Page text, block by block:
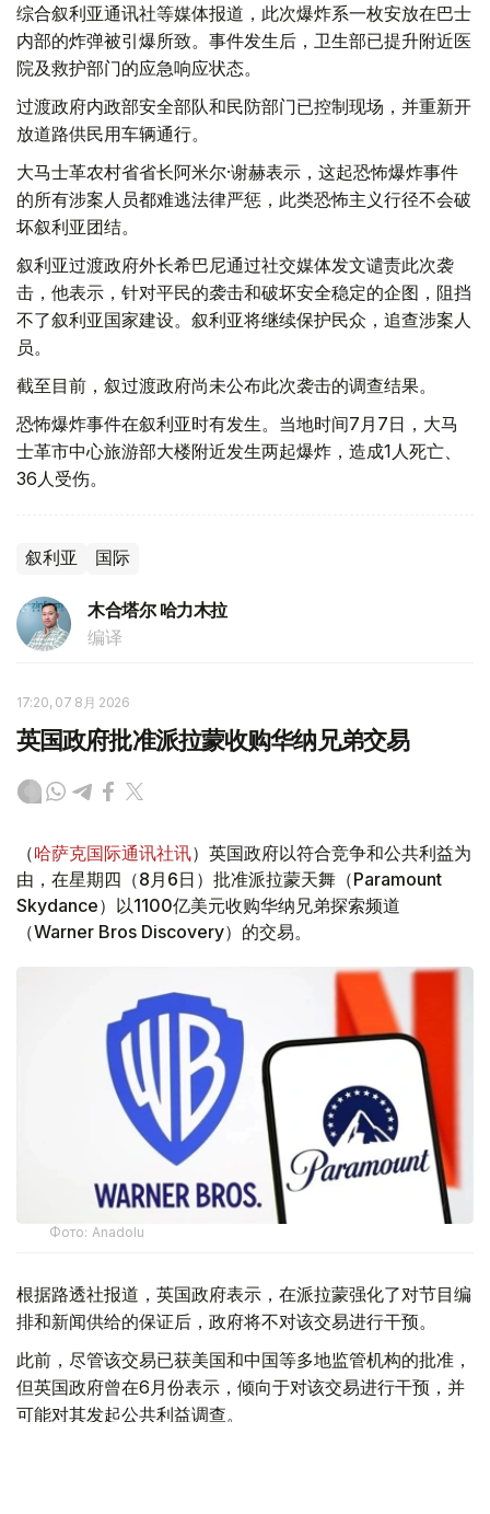
综合叙利亚通讯社等媒体报道，此次爆炸系一枚安放在巴士
内部的炸弹被引爆所致。事件发生后，卫生部已提升附近医
院及救护部门的应急响应状态。
过渡政府内政部安全部队和民防部门已控制现场，并重新开
放道路供民用车辆通行。
大马士革农村省省长阿米尔·谢赫表示，这起恐怖爆炸事件
的所有涉案人员都难逃法律严惩，此类恐怖主义行径不会破
坏叙利亚团结。
叙利亚过渡政府外长希巴尼通过社交媒体发文谴责此次袭
击，他表示，针对平民的袭击和破坏安全稳定的企图，阻挡
不了叙利亚国家建设。叙利亚将继续保护民众，追查涉案人
员。
截至目前，叙过渡政府尚未公布此次袭击的调查结果。
恐怖爆炸事件在叙利亚时有发生。当地时间7月7日，大马
士革市中心旅游部大楼附近发生两起爆炸，造成1人死亡、
36人受伤。
叙利亚 国际
木合塔尔 哈力木拉
编译
17:20, 07 8月 2026
英国政府批准派拉蒙收购华纳兄弟交易
（哈萨克国际通讯社讯）英国政府以符合竞争和公共利益为
由，在星期四（8月6日）批准派拉蒙天舞（Paramount
Skydance）以1100亿美元收购华纳兄弟探索频道
（Warner Bros Discovery）的交易。
Фото: Аnadolu
根据路透社报道，英国政府表示，在派拉蒙强化了对节目编
排和新闻供给的保证后，政府将不对该交易进行干预。
此前，尽管该交易已获美国和中国等多地监管机构的批准，
但英国政府曾在6月份表示，倾向于对该交易进行干预，并
可能对其发起公共利益调查。